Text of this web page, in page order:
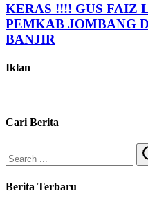
KERAS !!!! GUS FAIZ
PEMKAB JOMBANG
BANJIR
Iklan
Cari Berita
Berita Terbaru